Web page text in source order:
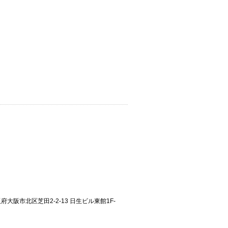
大阪市北区芝田2-2-13 日生ビル東館1F-